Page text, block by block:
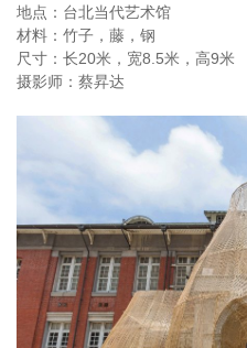
地点：台北当代艺术馆
材料：竹子，藤，钢
尺寸：长20米，宽8.5米，高9米
摄影师：蔡昇达